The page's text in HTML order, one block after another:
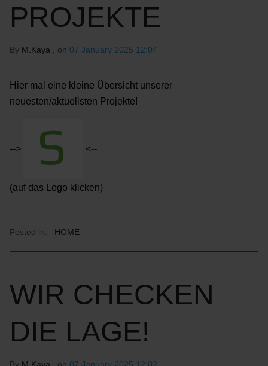
PROJEKTE
By M.Kaya , on 07 January 2025 12:04
Hier mal eine kleine Übersicht unserer
neuesten/aktuellsten Projekte!
--> <--
(auf das Logo klicken)
Posted in: HOME
WIR CHECKEN
DIE LAGE!